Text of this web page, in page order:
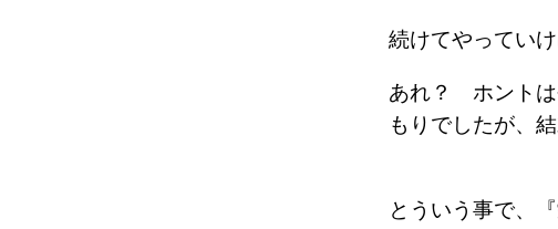
続けてやってい
あれ？ ホントは
もりでしたが、
とういう事で、